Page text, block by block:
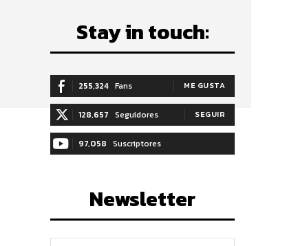
Stay in touch:
255,324 Fans ME GUSTA
128,657 Seguidores SEGUIR
97,058 Suscriptores
Newsletter